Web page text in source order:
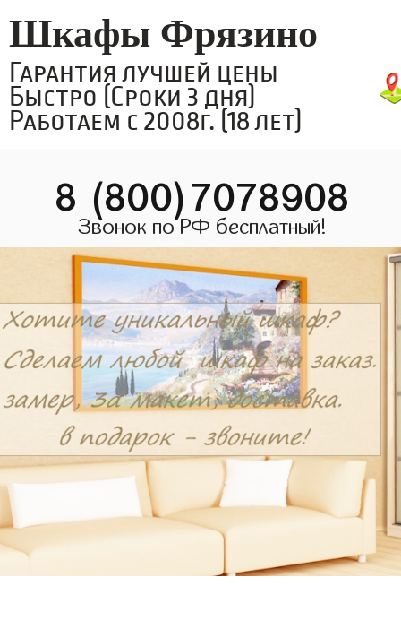
Шкафы Фрязино
Гарантия лучшей цены
Быстро (Сроки 3 дня)
Работаем с 2008г. (18 лет)
8 (800)7078908
Звонок по РФ бесплатный!